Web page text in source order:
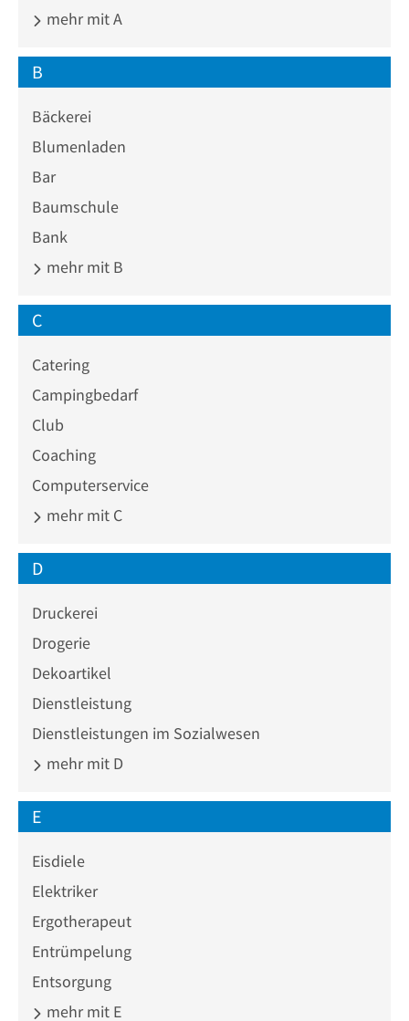
mehr mit A
B
Bäckerei
Blumenladen
Bar
Baumschule
Bank
mehr mit B
C
Catering
Campingbedarf
Club
Coaching
Computerservice
mehr mit C
D
Druckerei
Drogerie
Dekoartikel
Dienstleistung
Dienstleistungen im Sozialwesen
mehr mit D
E
Eisdiele
Elektriker
Ergotherapeut
Entrümpelung
Entsorgung
mehr mit E